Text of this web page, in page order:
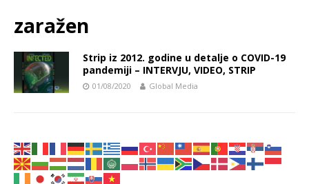
zaražen
Strip iz 2012. godine u detalje o COVID-19
pandemiji – INTERVJU, VIDEO, STRIP
01/08/2020 Global Media